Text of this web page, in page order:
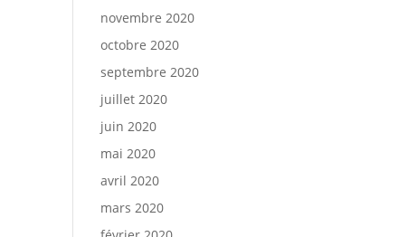
novembre 2020
octobre 2020
septembre 2020
juillet 2020
juin 2020
mai 2020
avril 2020
mars 2020